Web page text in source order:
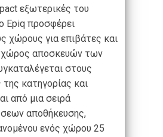
εξωτερικές του
Epiq προσφέρει
χώρους για επιβάτες και
αποσκευών των
στους
κατηγορίας και
από μια σειρά
αποθήκευσης,
ενός χώρου 25